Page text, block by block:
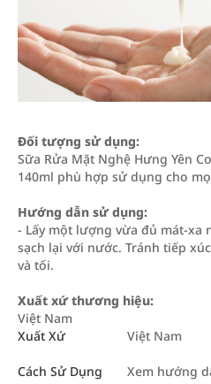
Đối tượng sử dụng:
Sữa Rửa Mặt Nghệ Hưng Yên
140ml phù hợp sử dụng cho
Hướng dẫn sử dụng:
- Lấy một lượng vừa đủ mát-xa
sạch lại với nước. Tránh tiếp
và tối.
Xuất xứ thương hiệu:
Việt Nam
Xuất Xứ
Việt Nam
Cách Sử Dụng
Xem hướng